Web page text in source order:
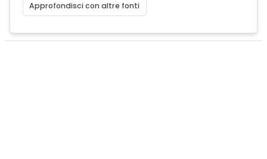
Approfondisci con altre fonti